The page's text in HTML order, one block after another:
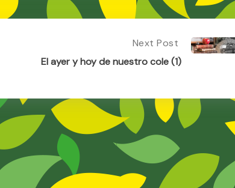
Next
Post:
Y
Hoy
De
Nuestro
Cole
(1)
Next Post
El ayer y hoy de nuestro cole (1)